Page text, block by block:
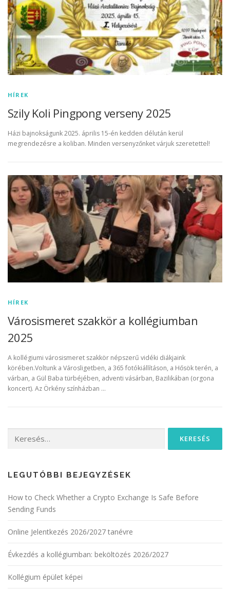
HÍREK
Szily Koli Pingpong verseny 2025
Házi bajnokságunk 2025. április 15-én kedden délután kerül
megrendezésre a koliban. Minden versenyzőnket várjuk szeretettel!
HÍREK
Városismeret szakkör a kollégiumban
2025
A kollégiumi városismeret szakkör népszerű vidéki diákjaink
körében.Voltunk a Városligetben, a 365 fotókiállításon, a Hősök terén, a
várban, a Gül Baba türbéjében, adventi vásárban, Bazilikában (orgona
koncert). Az Örkény színházban …
LEGUTÓBBI BEJEGYZÉSEK
How to Check Whether a Crypto Exchange Is Safe Before
Sending Funds
Online Jelentkezés 2026/2027 tanévre
Évkezdés a kollégiumban: beköltözés 2026/2027
Kollégium épület képei